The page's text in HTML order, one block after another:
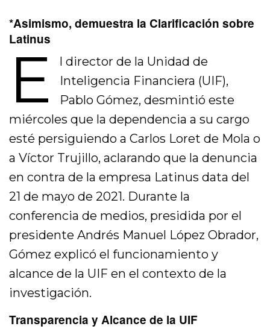
*Asimismo, demuestra la Clarificación sobre
Latinus
E
l director de la Unidad de
Inteligencia Financiera (UIF),
Pablo Gómez, desmintió este
miércoles que la dependencia a su cargo
esté persiguiendo a Carlos Loret de Mola o
a Víctor Trujillo, aclarando que la denuncia
en contra de la empresa Latinus data del
21 de mayo de 2021. Durante la
conferencia de medios, presidida por el
presidente Andrés Manuel López Obrador,
Gómez explicó el funcionamiento y
alcance de la UIF en el contexto de la
investigación.
Transparencia y Alcance de la UIF